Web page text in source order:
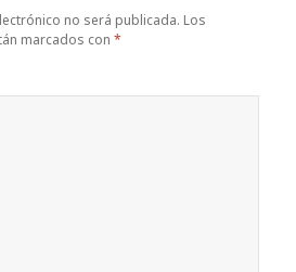
no será publicada. Los
marcados con*